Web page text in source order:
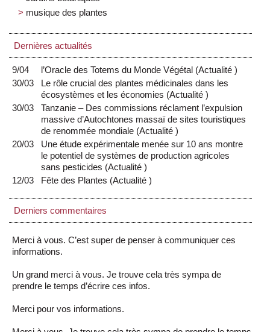
musique des plantes
Dernières actualités
9/04 l’Oracle des Totems du Monde Végétal (Actualité)
30/03
Le rôle crucial des plantes médicinales dans les
écosystèmes et les économies (Actualité)
30/03
Tanzanie – Des commissions réclament l’expulsion
massive d’Autochtones massaï de sites touristiques
de renommée mondiale (Actualité)
20/03
Une étude expérimentale menée sur 10 ans montre
le potentiel de systèmes de production agricoles
sans pesticides (Actualité)
12/03
Fête des Plantes (Actualité)
Derniers commentaires
Merci à vous. C’est super de penser à communiquer ces
informations.
Un grand merci à vous. Je trouve cela très sympa de
prendre le temps d’écrire ces infos.
Merci pour vos informations.